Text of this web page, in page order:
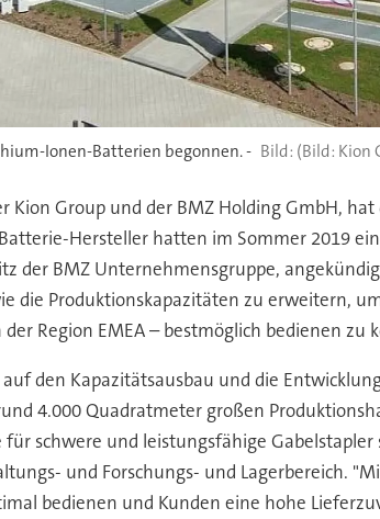
Ionen-Batterien begonnen. - (Bild: Kion
Kion Group und der BMZ Holding GmbH,
Hersteller hatten im Sommer 2019
der BMZ Unternehmensgruppe,
die Produktionskapazitäten zu erweitern,
Region EMEA – bestmöglich bedienen zu
den Kapazitätsausbau und die
4.000 Quadratmeter großen
schwere und leistungsfähige
und Forschungs- und Lagerbereich.
bedienen und Kunden eine hohe